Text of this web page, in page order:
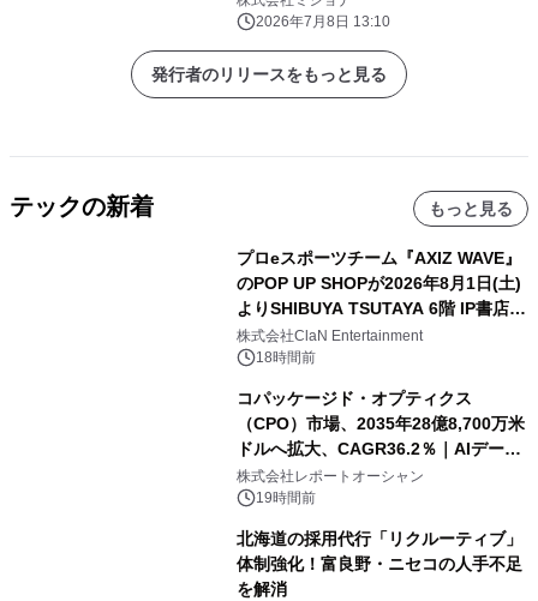
2026年7月8日 13:10
発行者のリリースをもっと見る
テックの新着 もっと見る
プロeスポーツチーム『AXIZ WAVE』
のPOP UP SHOPが2026年8月1日(土)
よりSHIBUYA TSUTAYA 6階 IP書店で
開催決定！！
株式会社ClaN Entertainment
18時間前
コパッケージド・オプティクス
（CPO）市場、2035年28億8,700万米
ドルへ拡大、CAGR36.2％｜AIデータ
センター・高速光通信需要が成長を加
速
株式会社レポートオーシャン
19時間前
北海道の採用代行「リクルーティブ」
体制強化！富良野・ニセコの人手不足
を解消